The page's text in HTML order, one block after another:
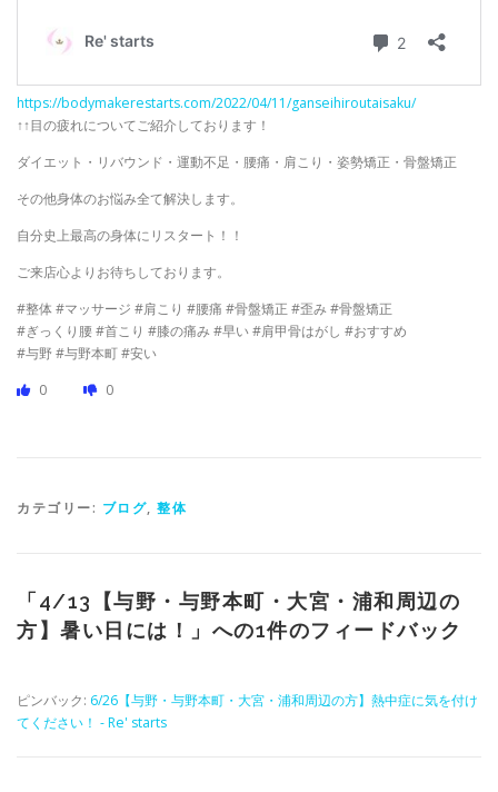
https://bodymakerestarts.com/2022/04/11/ganseihiroutaisaku/
↑↑目の疲れについてご紹介しております！
ダイエット・リバウンド・運動不足・腰痛・肩こり・姿勢矯正・骨盤矯正
その他身体のお悩み全て解決します。
自分史上最高の身体にリスタート！！
ご来店心よりお待ちしております。
#整体 #マッサージ #肩こり #腰痛 #骨盤矯正 #歪み #骨盤矯正
#ぎっくり腰 #首こり #膝の痛み #早い #肩甲骨はがし #おすすめ
#与野 #与野本町 #安い
0
0
カテゴリー: ブログ, 整体
「 4/13【与野・与野本町・大宮・浦和周辺の
方】暑い日には！
」への1件のフィードバック
ピンバック: 6/26【与野・与野本町・大宮・浦和周辺の方】熱中症に気を付け
てください！ - Re' starts